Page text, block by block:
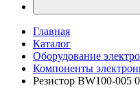
Главная
Каталог
Оборудование
Компоненты
Резистор BW100-005